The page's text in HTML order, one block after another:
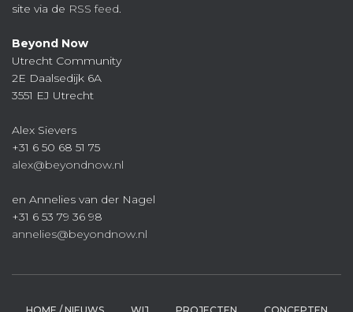
site via de RSS feed.
Beyond Now
Utrecht Community
2E Daalsedijk 6A
3551 EJ Utrecht
Alex Sievers
+31 6 50 68 51 75
alex@beyondnow.nl
en Annelies van der Nagel
+31 6 53 79 36 98
annelies@beyondnow.nl